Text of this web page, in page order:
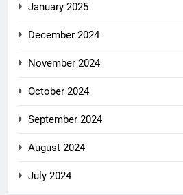
January 2025
December 2024
November 2024
October 2024
September 2024
August 2024
July 2024